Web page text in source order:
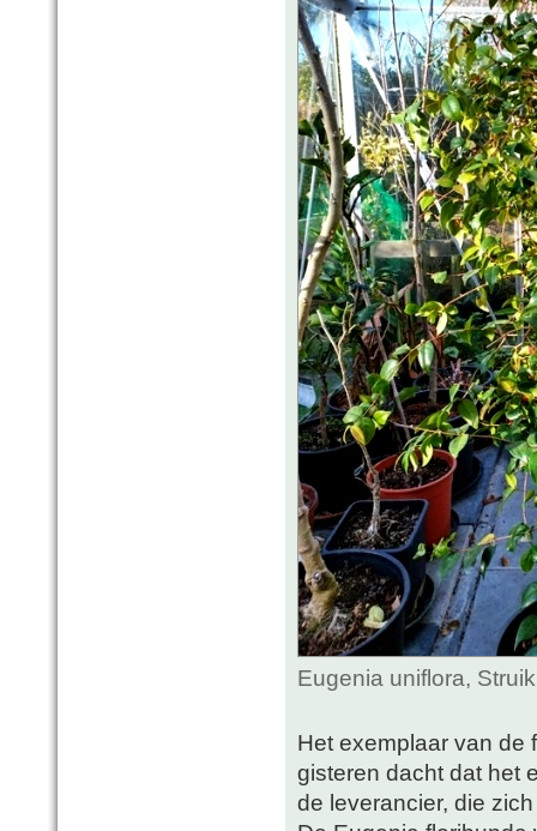
Eugenia uniflora,
Het exemplaar van de
gisteren dacht dat het
de leverancier, die